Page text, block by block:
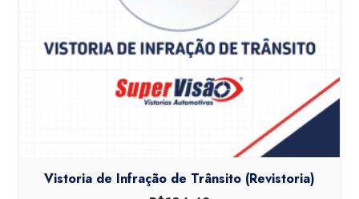
Vistoria de Infração de Trânsito (Revistoria)